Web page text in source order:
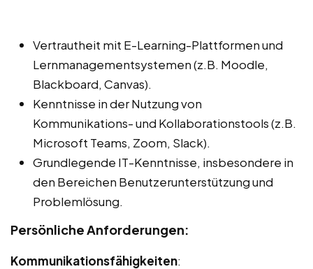
Vertrautheit mit E-Learning-Plattformen und
Lernmanagementsystemen (z.B. Moodle,
Blackboard, Canvas).
Kenntnisse in der Nutzung von
Kommunikations- und Kollaborationstools (z.B.
Microsoft Teams, Zoom, Slack).
Grundlegende IT-Kenntnisse, insbesondere in
den Bereichen Benutzerunterstützung und
Problemlösung.
Persönliche Anforderungen:
Kommunikationsfähigkeiten: